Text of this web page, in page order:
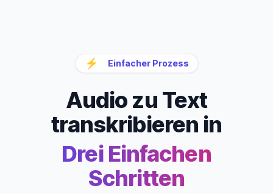
⚡ Einfacher Prozess
Audio zu Text
transkribieren in
Drei Einfachen
Schritten